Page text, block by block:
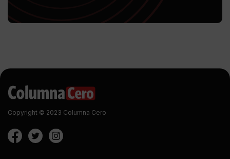
Copyright © 2023 Columna Cero